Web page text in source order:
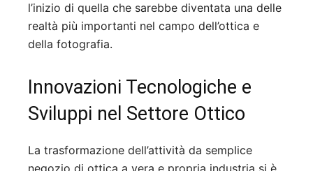
l’inizio di quella che sarebbe diventata una delle
realtà più importanti nel campo dell’ottica e
della fotografia.
Innovazioni Tecnologiche e
Sviluppi nel Settore Ottico
La trasformazione dell’attività da semplice